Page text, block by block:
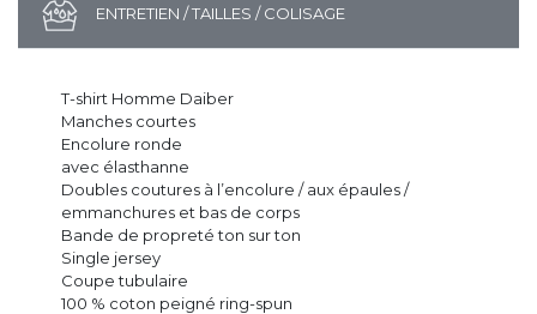
ENTRETIEN / TAILLES / COLISAGE
T-shirt Homme Daiber
Manches courtes
Encolure ronde
avec élasthanne
Doubles coutures à l’encolure / aux épaules /
emmanchures et bas de corps
Bande de propreté ton sur ton
Single jersey
Coupe tubulaire
100 % coton peigné ring-spun